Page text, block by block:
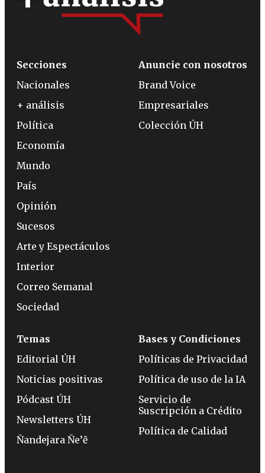
Secciones
Nacionales
+ análisis
Política
Economía
Mundo
País
Opinión
Sucesos
Arte y Espectáculos
Interior
Correo Semanal
Sociedad
Anuncie con nosotros
Brand Voice
Empresariales
Colección ÚH
Temas
Editorial ÚH
Noticias positivas
Pódcast ÚH
Newsletters ÚH
Ñandejara Ñe’ẽ
Bases y Condiciones
Políticas de Privacidad
Política de uso de la IA
Servicio de
Suscripción a Crédito
Política de Calidad